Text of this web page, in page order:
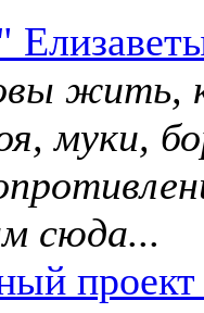
жить,
муки,
сюда...